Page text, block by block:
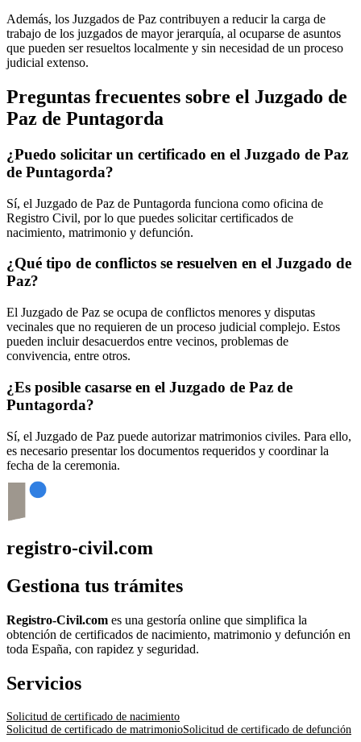
Además, los Juzgados de Paz contribuyen a reducir la carga de
trabajo de los juzgados de mayor jerarquía, al ocuparse de asuntos
que pueden ser resueltos localmente y sin necesidad de un proceso
judicial extenso.
Preguntas frecuentes sobre el Juzgado de
Paz de Puntagorda
¿Puedo solicitar un certificado en el Juzgado de Paz
de Puntagorda?
Sí, el Juzgado de Paz de Puntagorda funciona como oficina de
Registro Civil, por lo que puedes solicitar certificados de
nacimiento, matrimonio y defunción.
¿Qué tipo de conflictos se resuelven en el Juzgado de
Paz?
El Juzgado de Paz se ocupa de conflictos menores y disputas
vecinales que no requieren de un proceso judicial complejo. Estos
pueden incluir desacuerdos entre vecinos, problemas de
convivencia, entre otros.
¿Es posible casarse en el Juzgado de Paz de
Puntagorda?
Sí, el Juzgado de Paz puede autorizar matrimonios civiles. Para ello,
es necesario presentar los documentos requeridos y coordinar la
fecha de la ceremonia.
registro-civil.com
Gestiona tus trámites
Registro-Civil.com es una gestoría online que simplifica la
obtención de certificados de nacimiento, matrimonio y defunción en
toda España, con rapidez y seguridad.
Servicios
Solicitud de certificado de nacimiento
Solicitud de certificado de matrimonioSolicitud de certificado de defunción